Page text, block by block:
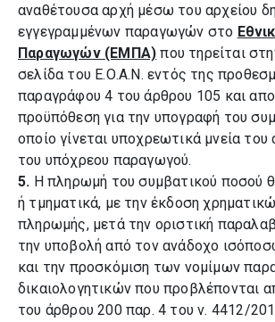
αναθέτουσα αρχή μέσω του αρχείου
εγγεγραμμένων παραγωγών στο
Παραγωγών (ΕΜΠΑ) που τηρείται
σελίδα του Ε.Ο.Α.Ν. εντός της
παραγράφου 4 του άρθρου 105 και
προϋπόθεση για την υπογραφή του
οποίο γίνεται υποχρεωτικά μνεία
του υπόχρεου παραγωγού.
5. Η πληρωμή του συμβατικού ποσού
ή τμηματικά, με την έκδοση
πληρωμής, μετά την οριστική
την υποβολή από τον ανάδοχο
και την προσκόμιση των νομίμων
δικαιολογητικών που προβλέπονται
του άρθρου 200 παρ. 4 του ν. 4412/